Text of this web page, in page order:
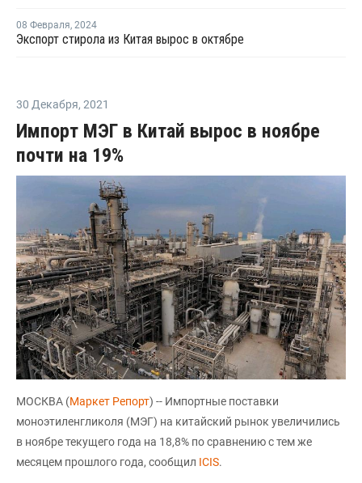
08 Февраля, 2024
Экспорт стирола из Китая вырос в октябре
30 Декабря, 2021
Импорт МЭГ в Китай вырос в ноябре
почти на 19%
МОСКВА (Маркет Репорт) -- Импортные поставки
моноэтиленгликоля (МЭГ) на китайский рынок увеличились
в ноябре текущего года на 18,8% по сравнению с тем же
месяцем прошлого года, сообщил ICIS.